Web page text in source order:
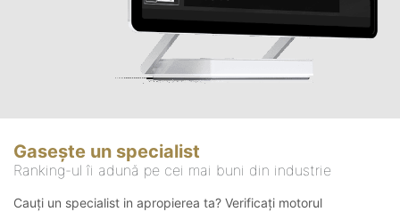
Gasește un specialist
Ranking-ul îi adună pe cei mai buni din industrie
Cauți un specialist in apropierea ta? Verificați motorul